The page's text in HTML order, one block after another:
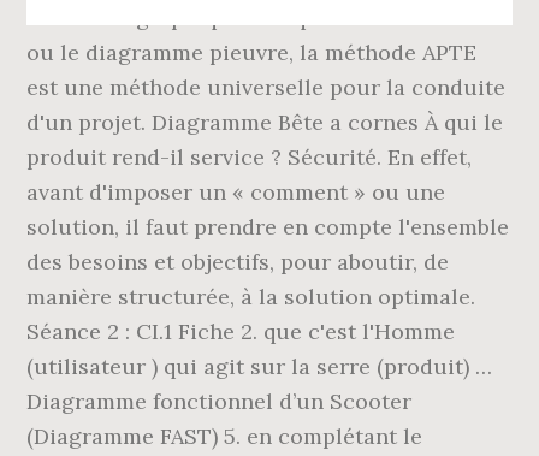
ou le diagramme pieuvre, la méthode APTE
est une méthode universelle pour la conduite
d'un projet. Diagramme Bête a cornes À qui le
produit rend-il service ? Sécurité. En effet,
avant d'imposer un « comment » ou une
solution, il faut prendre en compte l'ensemble
des besoins et objectifs, pour aboutir, de
manière structurée, à la solution optimale.
Séance 2 : CI.1 Fiche 2. que c'est l'Homme
(utilisateur ) qui agit sur la serre (produit) …
Diagramme fonctionnel d’un Scooter
(Diagramme FAST) 5. en complétant le